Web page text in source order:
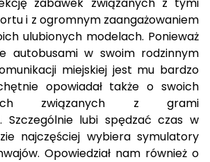
zabawek związanych z tymi
i z ogromnym zaangażowaniem
ulubionych modelach. Ponieważ
autobusami w swoim rodzinnym
miejskiej jest mu bardzo
opowiadał także o swoich
związanych z grami
Szczególnie lubi spędzać czas w
najczęściej wybiera symulatory
Opowiedział nam również o